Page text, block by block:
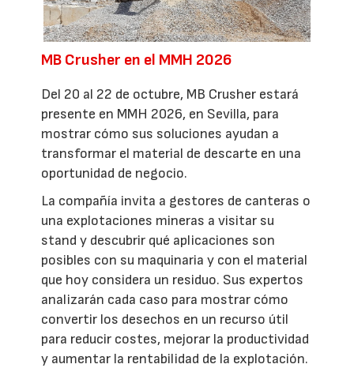
MB Crusher en el MMH 2026
Del 20 al 22 de octubre, MB Crusher estará
presente en MMH 2026, en Sevilla, para
mostrar cómo sus soluciones ayudan a
transformar el material de descarte en una
oportunidad de negocio.
La compañía invita a gestores de canteras o
una explotaciones mineras a visitar su
stand y descubrir qué aplicaciones son
posibles con su maquinaria y con el material
que hoy considera un residuo. Sus expertos
analizarán cada caso para mostrar cómo
convertir los desechos en un recurso útil
para reducir costes, mejorar la productividad
y aumentar la rentabilidad de la explotación.